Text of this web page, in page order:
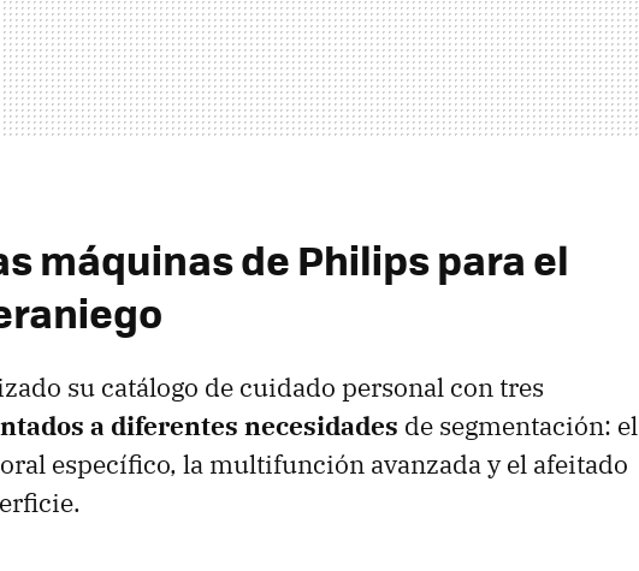
máquinas de Philips para el
su catálogo de cuidado personal con tres
a diferentes necesidades de segmentación: el
específico, la multifunción avanzada y el afeitado